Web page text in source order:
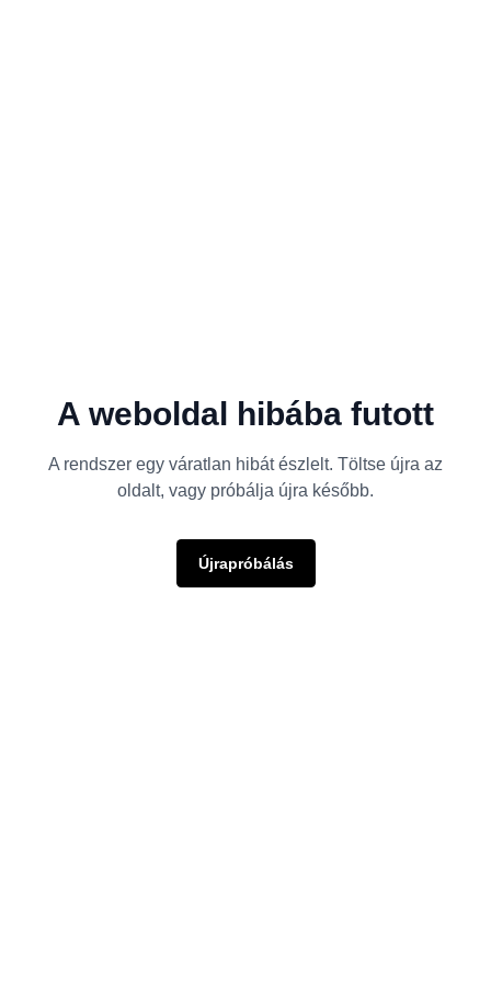
A weboldal hibába futott
A rendszer egy váratlan hibát észlelt. Töltse újra az
oldalt, vagy próbálja újra később.
Újrapróbálás